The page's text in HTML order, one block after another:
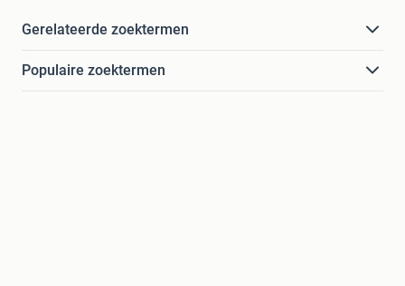
Gerelateerde zoektermen
Populaire zoektermen